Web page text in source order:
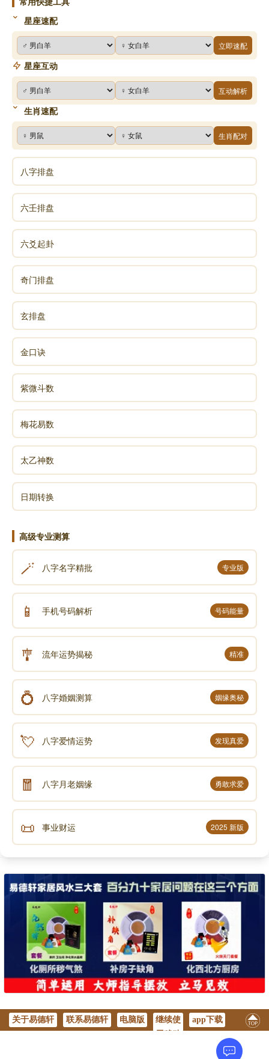
星座速配
立即速配
星座互动
互动解析
生肖速配
生肖配对
八字排盘
六壬排盘
六爻起卦
奇门排盘
玄排盘
金口诀
紫微斗数
梅花易数
太乙神数
日期转换
高级专业测算
🪄 八字名字精批 专业版
📱 手机号码解析 号码能量
🎐 流年运势揭秘 精准
💍 八字婚姻测算 姻缘奥秘
💘 八字爱情运势 发现真爱
🧧 八字月老姻缘 勇敢求爱
📜 事业财运 2025 新版
关于易德轩 联系易德轩 电脑版
继续使
app下载